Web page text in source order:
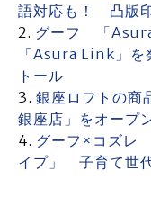
語対応も！ 凸版
グーフ 「
「Asura Link」
トール
銀座ロフトの商
銀座店」をオー
グーフ×コズレ
イプ」 子育て世